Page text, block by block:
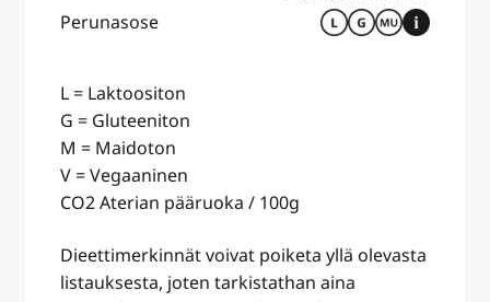
Perunasose
L = Laktoositon
G = Gluteeniton
M = Maidoton
V = Vegaaninen
CO2 Aterian pääruoka / 100g
Dieettimerkinnät voivat poiketa yllä olevasta
listauksesta, joten tarkistathan aina